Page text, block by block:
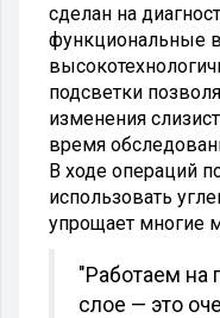
сделан на
функциональные
подсветки
изменения
время
В ходе операций
использовать
упрощает многие
"Работаем на
слое — это